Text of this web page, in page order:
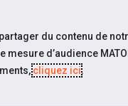
du contenu de
d’audience
cliquez ici.